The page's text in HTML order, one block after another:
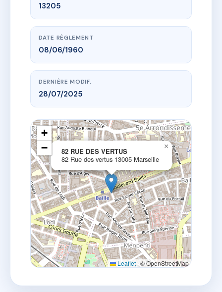
13205
DATE RÈGLEMENT
08/06/1960
DERNIÈRE MODIF.
28/07/2025
82 RUE DES VERTUS
82 Rue des vertus 13005 Marseille
×
+
−
Leaflet |© OpenStreetMap